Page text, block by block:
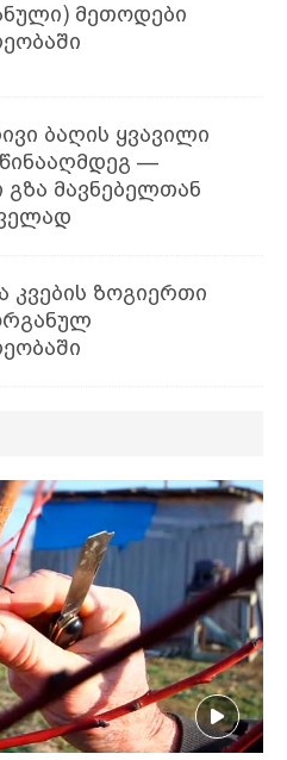
მეთოდები
ბაღის ყვავილი
—
გზა მავნებელთან
კვების ზოგიერთი